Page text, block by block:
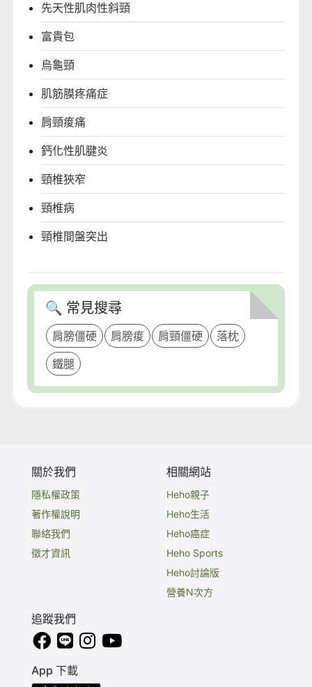
先天性肌肉性斜頸
富貴包
烏龜頸
肌筋膜疼痛症
肩頸痠痛
鈣化性肌腱炎
頸椎狹窄
頸椎病
頸椎間盤突出
🔍 常見搜尋
肩膀僵硬 肩膀痠 肩頸僵硬
落枕
鐵腿
關於我們
隱私權政策
著作權說明
聯絡我們
徵才資訊
相關網站
Heho親子
Heho生活
Heho癌症
Heho Sports
Heho討論版
營養N次方
追蹤我們
App 下載